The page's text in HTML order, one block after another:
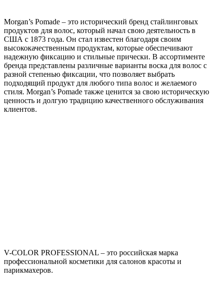
Morgan’s Pomade – это исторический бренд стайлинговых
продуктов для волос, который начал свою деятельность в
США с 1873 года. Он стал известен благодаря своим
высококачественным продуктам, которые обеспечивают
надежную фиксацию и стильные прически. В ассортименте
бренда представлены различные варианты воска для волос с
разной степенью фиксации, что позволяет выбрать
подходящий продукт для любого типа волос и желаемого
стиля. Morgan’s Pomade также ценится за свою историческую
ценность и долгую традицию качественного обслуживания
клиентов.
V-COLOR PROFESSIONAL – это российская марка
профессиональной косметики для салонов красоты и
парикмахеров.